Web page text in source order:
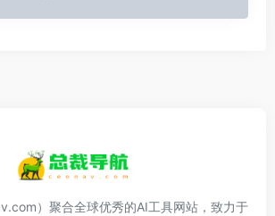
）聚合全球优秀的AI工具网站，致力于